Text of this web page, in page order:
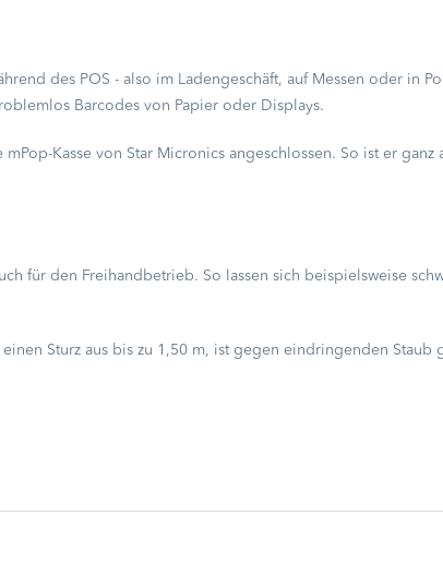
des POS - also im Ladengeschäft, auf Messen oder in
Barcodes von Papier oder Displays.
Kasse von Star Micronics angeschlossen. So ist er ganz
für den Freihandbetrieb. So lassen sich beispielsweise
Sturz aus bis zu 1,50 m, ist gegen eindringenden Staub